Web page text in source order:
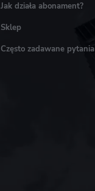
Jak działa abonament?
Sklep
Często zadawane pytania